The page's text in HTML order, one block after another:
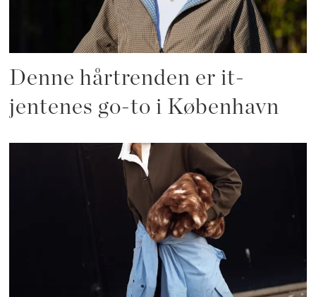
Denne hårtrenden er it-
jentenes go-to i København